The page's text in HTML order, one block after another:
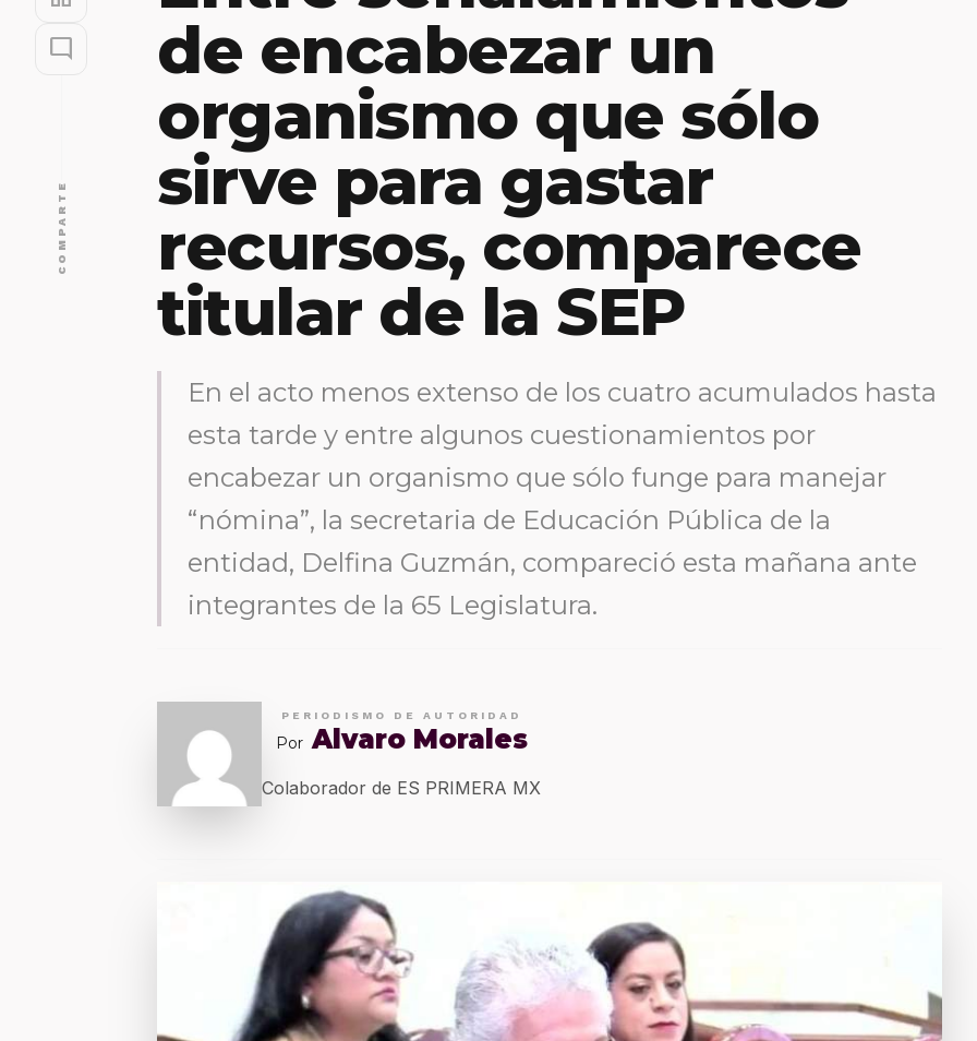
mode_comment
COMPARTE
de encabezar un
organismo que sólo
sirve para gastar
recursos, comparece
titular de la SEP
En el acto menos extenso de los cuatro acumulados hasta
esta tarde y entre algunos cuestionamientos por
encabezar un organismo que sólo funge para manejar
“nómina”, la secretaria de Educación Pública de la
entidad, Delfina Guzmán, compareció esta mañana ante
integrantes de la 65 Legislatura.
PERIODISMO DE AUTORIDAD
Por Alvaro Morales
Colaborador de ES PRIMERA MX